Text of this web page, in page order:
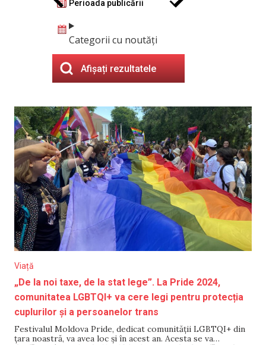
Perioada publicării
Categorii cu noutăți
Afișați rezultatele
Viață
„De la noi taxe, de la stat lege”. La Pride 2024,
comunitatea LGBTQI+ va cere legi pentru protecția
cuplurilor și a persoanelor trans
Festivalul Moldova Pride, dedicat comunității LGBTQI+ din
țara noastră, va avea loc și în acest an. Acesta se va